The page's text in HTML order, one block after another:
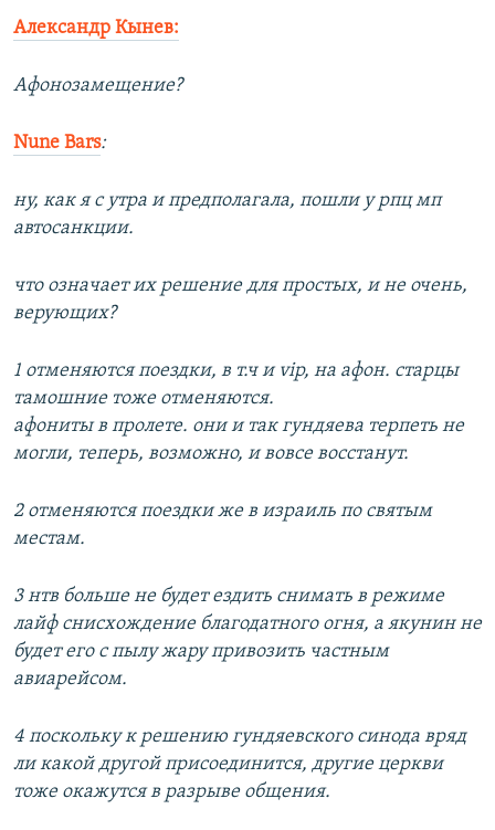
Александр Кынев:
Афонозамещение?
Nune Bars:
ну, как я с утра и предполагала, пошли у рпц мп
автосанкции.
что означает их решение для простых, и не очень,
верующих?
1 отменяются поездки, в т.ч и vip, на афон. старцы
тамошние тоже отменяются.
афониты в пролете. они и так гундяева терпеть не
могли, теперь, возможно, и вовсе восстанут.
2 отменяются поездки же в израиль по святым
местам.
3 нтв больше не будет ездить снимать в режиме
лайф снисхождение благодатного огня, а якунин не
будет его с пылу жару привозить частным
авиарейсом.
4 поскольку к решению гундяевского синода вряд
ли какой другой присоединится, другие церкви
тоже окажутся в разрыве общения.